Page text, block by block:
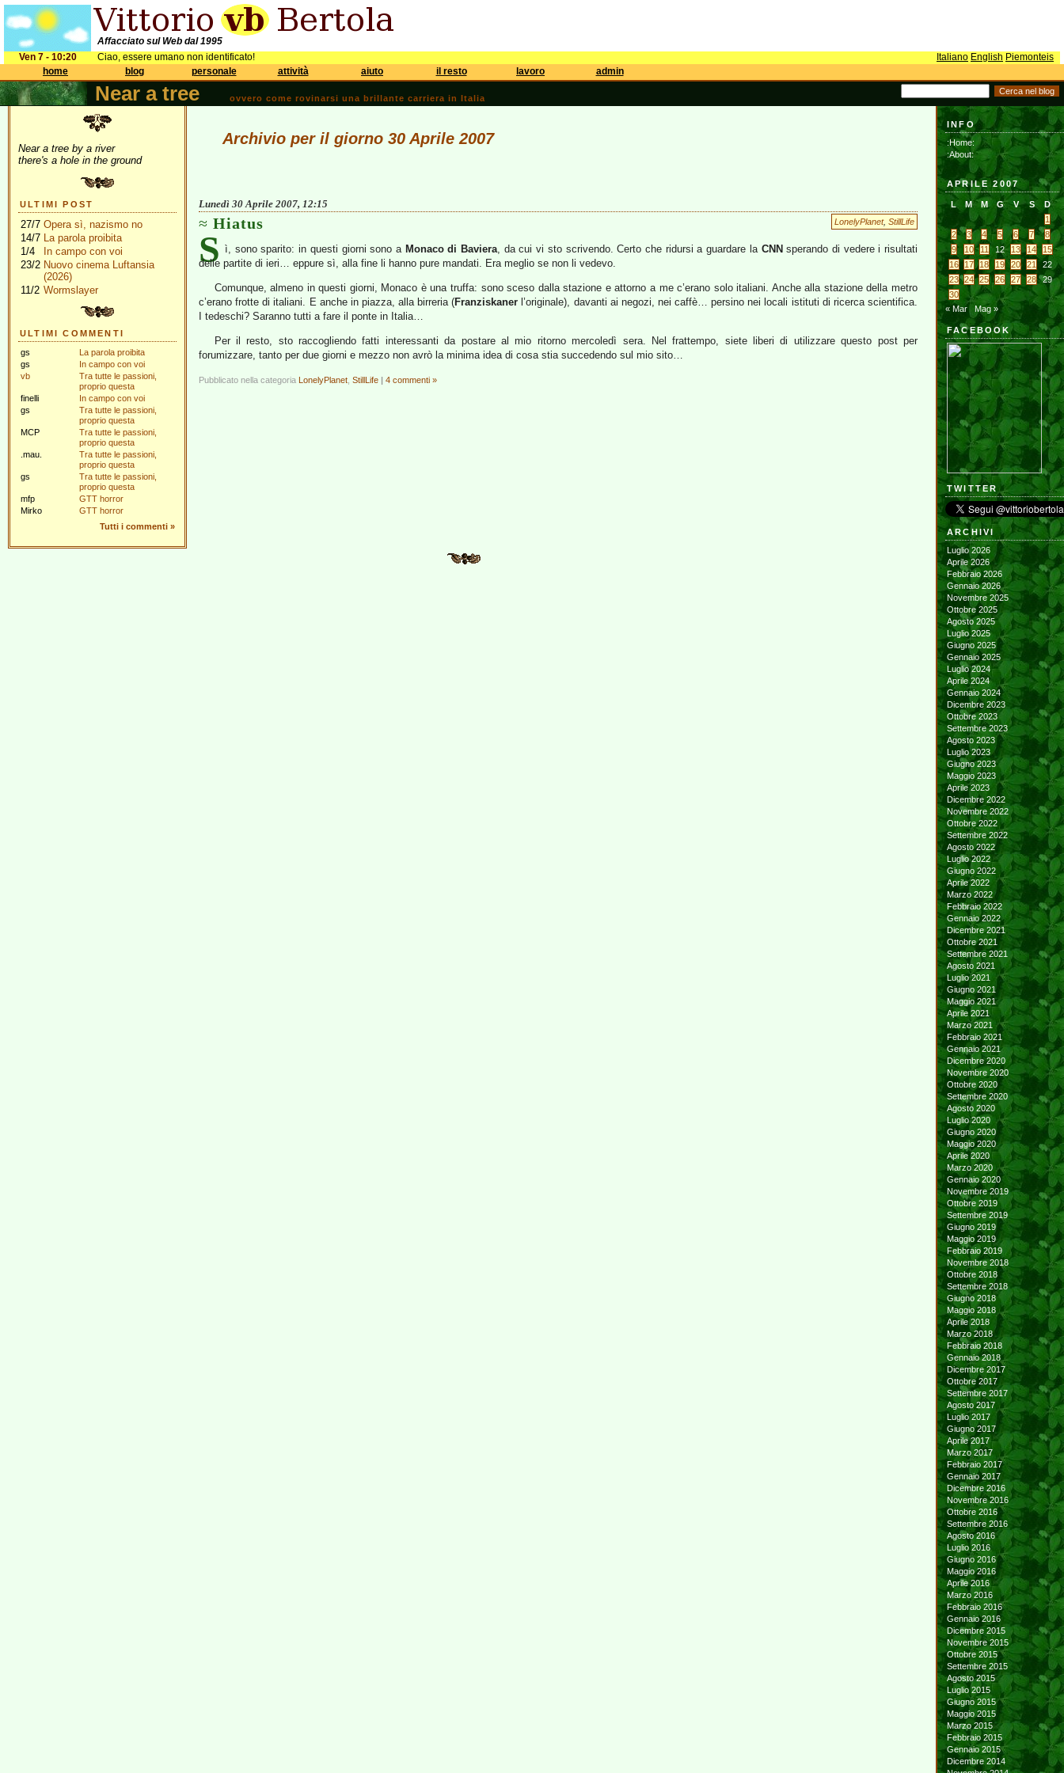
Affacciato sul Web dal 1995
Ven 7 - 10:20
Ciao, essere umano non identificato! Italiano English Piemonteis
home
blog personale attività aiuto il resto lavoro admin
Near a tree ovvero come rovinarsi una brillante carriera in Italia
Near a tree by a river
there's a hole in the ground
ULTIMI POST
27/7 Opera sì, nazismo no
14/7 La parola proibita
1/4
In campo con voi
23/2 Nuovo cinema Luftansia
(2026)
11/2 Wormslayer
ULTIMI COMMENTI
gs
La parola proibita
gs
In campo con voi
vb
Tra tutte le passioni,
proprio questa
finelli
In campo con voi
gs
Tra tutte le passioni,
proprio questa
MCP
Tra tutte le passioni,
proprio questa
.mau.
Tra tutte le passioni,
proprio questa
gs
Tra tutte le passioni,
proprio questa
mfp
GTT horror
Mirko
GTT horror
Tutti i commenti »
Archivio per il giorno 30 Aprile 2007
Lunedì 30 Aprile 2007, 12:15
LonelyPlanet, StillLife
Hiatus
S ì, sono sparito: in questi giorni sono a Monaco di Baviera, da cui vi sto scrivendo. Certo che ridursi a guardare la CNN sperando di vedere i risultati
delle partite di ieri… eppure sì, alla fine li hanno pure mandati. Era meglio se non li vedevo.
Comunque, almeno in questi giorni, Monaco è una truffa: sono sceso dalla stazione e attorno a me c’erano solo italiani. Anche alla stazione della metro
c’erano frotte di italiani. E anche in piazza, alla birreria (Franziskaner l’originale), davanti ai negozi, nei caffè… persino nei locali istituti di ricerca scientifica.
I tedeschi? Saranno tutti a fare il ponte in Italia…
Per il resto, sto raccogliendo fatti interessanti da postare al mio ritorno mercoledì sera. Nel frattempo, siete liberi di utilizzare questo post per
forumizzare, tanto per due giorni e mezzo non avrò la minima idea di cosa stia succedendo sul mio sito…
Pubblicato nella categoria LonelyPlanet StillLife | 4 commenti »
INFO
:Home:
:About:
APRILE 2007
L M M G V S
D
1
2
3 4 5 6 7
8
9
10 11 12 13 14
15
16
17 18 19 20 21
22
23
24 25 26 27 28
29
30
« Mar
Mag »
FACEBOOK
TWITTER
ARCHIVI
Luglio 2026
Aprile 2026
Febbraio 2026
Gennaio 2026
Novembre 2025
Ottobre 2025
Agosto 2025
Luglio 2025
Giugno 2025
Gennaio 2025
Luglio 2024
Aprile 2024
Gennaio 2024
Dicembre 2023
Ottobre 2023
Settembre 2023
Agosto 2023
Luglio 2023
Giugno 2023
Maggio 2023
Aprile 2023
Dicembre 2022
Novembre 2022
Ottobre 2022
Settembre 2022
Agosto 2022
Luglio 2022
Giugno 2022
Aprile 2022
Marzo 2022
Febbraio 2022
Gennaio 2022
Dicembre 2021
Ottobre 2021
Settembre 2021
Agosto 2021
Luglio 2021
Giugno 2021
Maggio 2021
Aprile 2021
Marzo 2021
Febbraio 2021
Gennaio 2021
Dicembre 2020
Novembre 2020
Ottobre 2020
Settembre 2020
Agosto 2020
Luglio 2020
Giugno 2020
Maggio 2020
Aprile 2020
Marzo 2020
Gennaio 2020
Novembre 2019
Ottobre 2019
Settembre 2019
Giugno 2019
Maggio 2019
Febbraio 2019
Novembre 2018
Ottobre 2018
Settembre 2018
Giugno 2018
Maggio 2018
Aprile 2018
Marzo 2018
Febbraio 2018
Gennaio 2018
Dicembre 2017
Ottobre 2017
Settembre 2017
Agosto 2017
Luglio 2017
Giugno 2017
Aprile 2017
Marzo 2017
Febbraio 2017
Gennaio 2017
Dicembre 2016
Novembre 2016
Ottobre 2016
Settembre 2016
Agosto 2016
Luglio 2016
Giugno 2016
Maggio 2016
Aprile 2016
Marzo 2016
Febbraio 2016
Gennaio 2016
Dicembre 2015
Novembre 2015
Ottobre 2015
Settembre 2015
Agosto 2015
Luglio 2015
Giugno 2015
Maggio 2015
Marzo 2015
Febbraio 2015
Gennaio 2015
Dicembre 2014